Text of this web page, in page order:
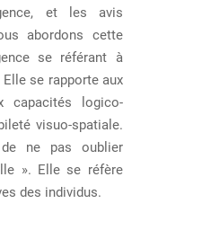
et les avis
abordons cette
se référant à
se rapporte aux
capacités logico-
visuo-spatiale.
ne pas oublier
». Elle se réfère
des individus.